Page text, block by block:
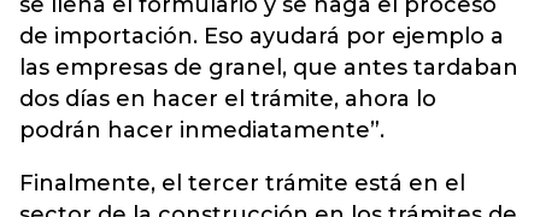
de importación. Eso ayudará por ejemplo a
las empresas de granel, que antes tardaban
dos días en hacer el trámite, ahora lo
podrán hacer inmediatamente”.
Finalmente, el tercer trámite está en el